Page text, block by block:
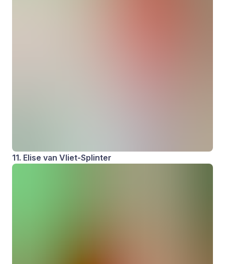
11. Elise van Vliet-Splinter